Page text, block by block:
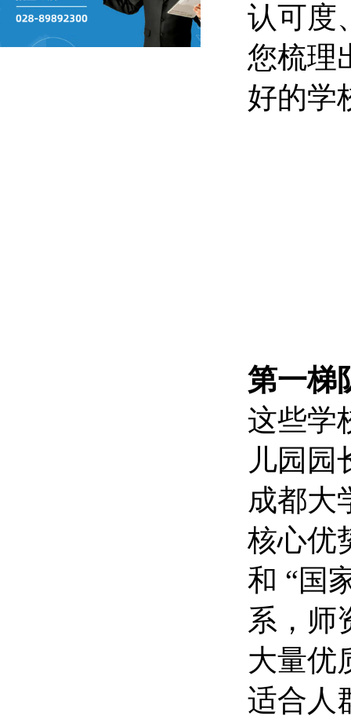
认可度
您梳理
好的学
第一梯
这些学
儿园园
成都大
核心优
和 “国
系，师
大量优
适合人